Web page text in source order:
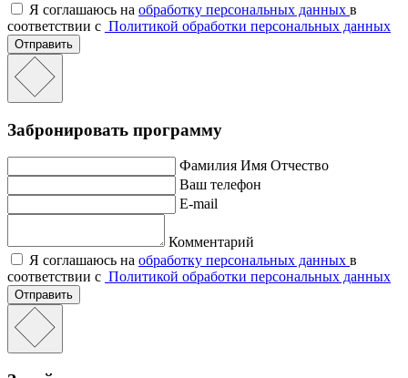
Я соглашаюсь на обработку персональных данных в
соответствии с Политикой обработки персональных данных
Отправить
Забронировать программу
Фамилия Имя Отчество
Ваш телефон
E-mail
Комментарий
Я соглашаюсь на обработку персональных данных в
соответствии с Политикой обработки персональных данных
Отправить